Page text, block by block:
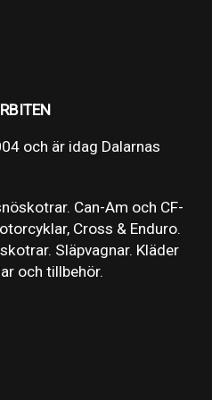
och är idag Dalarnas
Can-Am och CF-
Cross & Enduro.
Släpvagnar. Kläder
och tillbehör.